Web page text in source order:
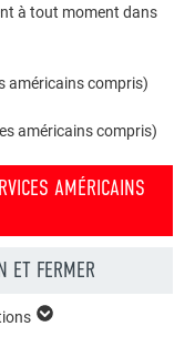
sont de véritables
qui mettent en
à tout moment dans
américains compris)
américains compris)
AMÉRICAINS
ET FERMER